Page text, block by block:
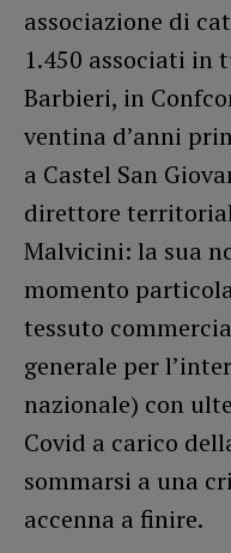
associazione di
1.450 associati in
Barbieri, in
ventina d’anni
a Castel San
direttore
Malvicini: la sua
momento
tessuto
generale per
nazionale) con
Covid a carico
sommarsi a una
accenna a finire.